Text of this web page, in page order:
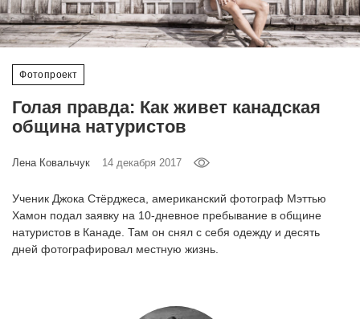
Фотопроект
Голая правда: Как живет канадская
община натуристов
Лена Ковальчук 14 декабря 2017
Ученик Джока Стёрджеса, американский фотограф Мэттью
Хамон подал заявку на 10-дневное пребывание в общине
натуристов в Канаде. Там он снял с себя одежду и десять
дней фотографировал местную жизнь.